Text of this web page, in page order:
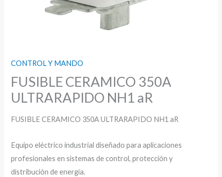
CONTROL Y MANDO
FUSIBLE CERAMICO 350A
ULTRARAPIDO NH1 aR
FUSIBLE CERAMICO 350A ULTRARAPIDO NH1 aR
Equipo eléctrico industrial diseñado para aplicaciones
profesionales en sistemas de control, protección y
distribución de energía.